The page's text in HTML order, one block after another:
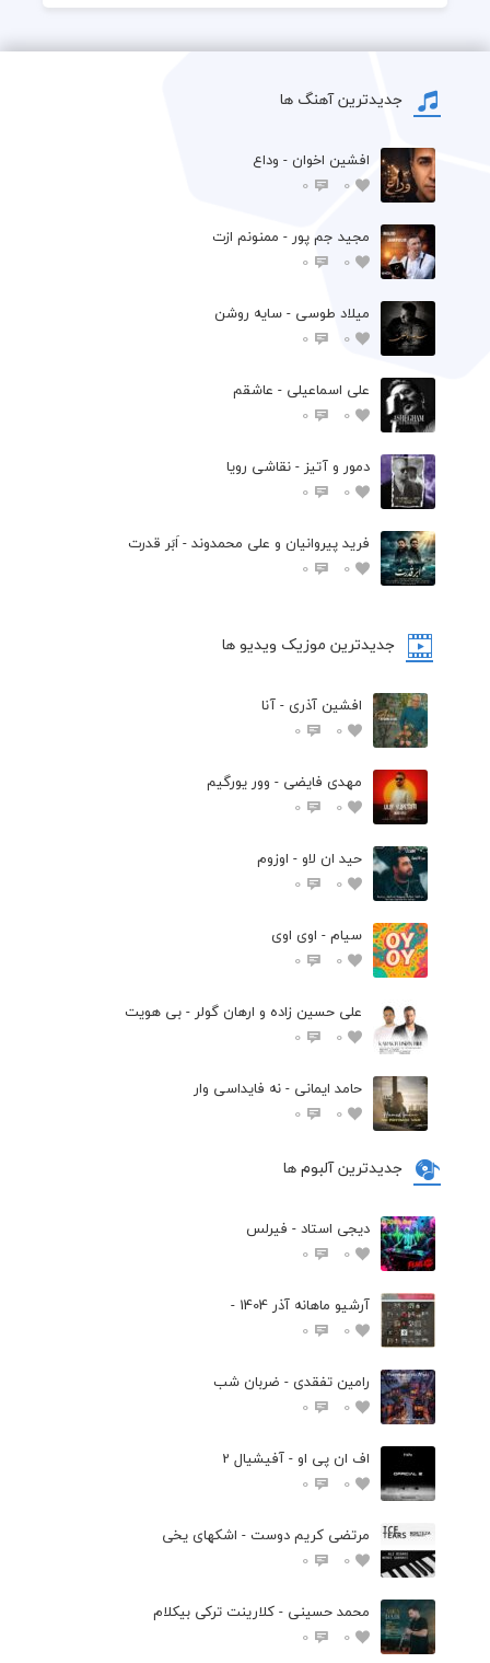
جدیدترین آهنگ ها
افشين اخوان - وداع
0
0
مجید جم پور - ممنونم ازت
0
0
میلاد طوسی - سایه روشن
0
0
علی اسماعیلی - عاشقم
0
0
دمور و آتیز - نقاشی رویا
0
0
فرید پیروانیان و علی محمدوند - اَبَر قدرت
0
0
جدیدترین موزیک ویدیو ها
افشین آذری - آنا
0
0
مهدی فایضی - وور یورگیم
0
0
حید ان لاو - اوزوم
0
0
سیام - اوی اوی
0
0
علی حسین زاده و ارهان گولر - بی هویت
0
0
حامد ایمانی - نه فایداسی وار
0
0
جدیدترین آلبوم ها
دیجی استاد - فیرلس
0
0
آرشیو ماهانه آذر 1404 -
0
0
رامین تفقدی - ضربان شب
0
0
اف ان پی او - آفیشیال 2
0
0
مرتضی کریم دوست - اشکهای یخی
0
0
محمد حسینی - کلارینت ترکی بیکلام
0
0